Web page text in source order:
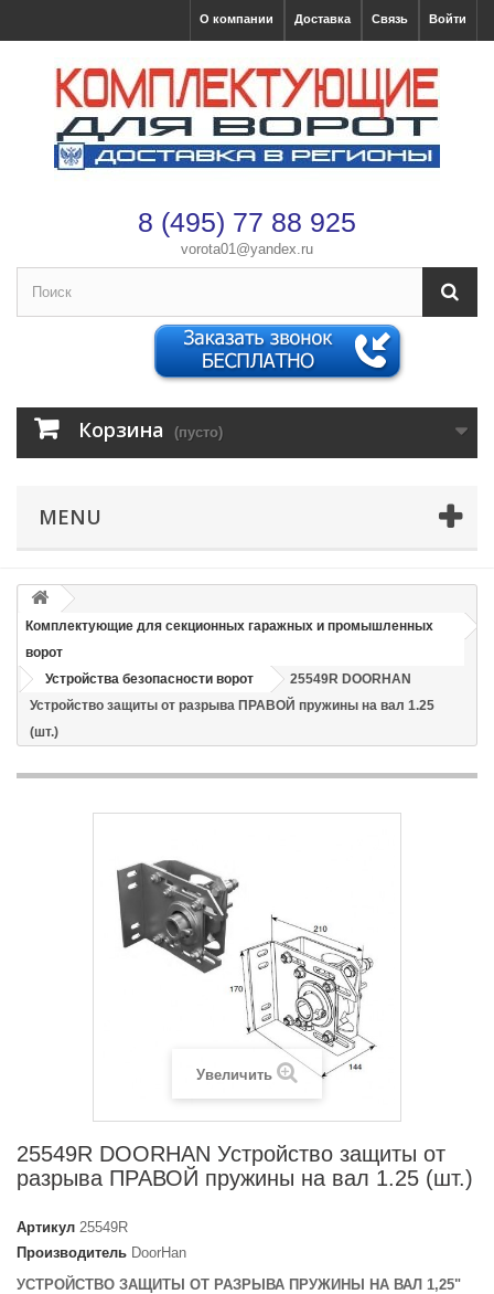
Войти
Связь
Доставка
О компании
8 (495) 77 88 925
vorota01@yandex.ru
Корзина (пусто)
MENU
Комплектующие для секционных гаражных и промышленных
ворот
Устройства безопасности ворот
25549R DOORHAN
Устройство защиты от разрыва ПРАВОЙ пружины на вал 1.25
(шт.)
Увеличить
25549R DOORHAN Устройство защиты от
разрыва ПРАВОЙ пружины на вал 1.25 (шт.)
Артикул 25549R
Производитель DoorHan
УСТРОЙСТВО ЗАЩИТЫ ОТ РАЗРЫВА ПРУЖИНЫ НА ВАЛ 1,25"
Оформление заказа
После оформления заказа с вами свяжется менеджер
Способ доставки
Время доставки: стоимость доставки по тарифам СДЭК
оплачивается при получении
Способ оплаты*
Отправить